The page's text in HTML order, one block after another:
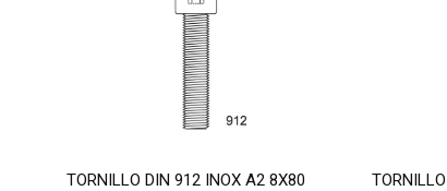
TORNILLO DIN 912 INOX A2 8X80